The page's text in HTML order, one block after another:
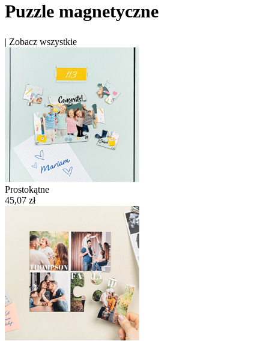
Puzzle magnetyczne
| Zobacz wszystkie
Prostokątne
45,07 zł